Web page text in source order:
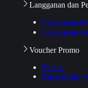
Langganan dan
Langganan
Langganan
Voucher Promo
Promo
Pakai Kode